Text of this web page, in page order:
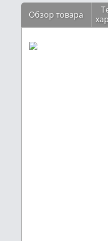
Обзор товара